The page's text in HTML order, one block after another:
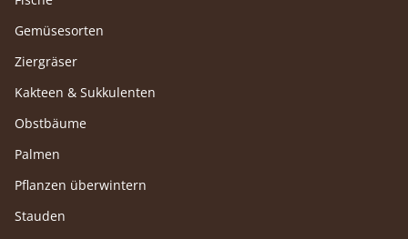
Gemüsesorten
Ziergräser
Kakteen & Sukkulenten
Obstbäume
Palmen
Pflanzen überwintern
Stauden